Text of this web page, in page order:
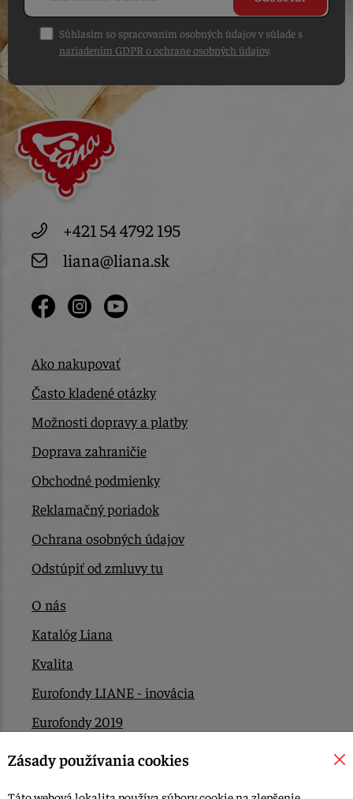
Súhlasím so spracovaním osobných údajov v súlade s
nariadením GDPR o ochrane osobných údajov.
+421 54 4792 195
liana@liana.sk
Ako nakupovať
Často kladené otázky
Možnosti dopravy a platby
Doprava zahraničie
Obchodné podmienky
Reklamačný poriadok
Ochrana osobných údajov
Odstúpiť od zmluvy tu
O nás
Katalóg Liana
Kvalita
Eurofondy LIANE - inovácia
Eurofondy 2019
Eurofondy 2022/2023
Zásady používania cookies